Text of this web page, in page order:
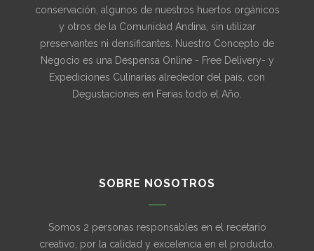
conservación, algunos de nuestros huertos orgánicos
y otros de la Comunidad Andina, sin utilizar
preservantes ni densificantes. Nuestro Concepto de
Negocio es una Despensa Online - Free Delivery- y
Expediciones Culinarias alrededor del país, con
Degustaciones en Ferias todo el Año.
SOBRE NOSOTROS
Somos 2 personas responsables en el recetario
creativo, por la calidad y excelencia en el producto.